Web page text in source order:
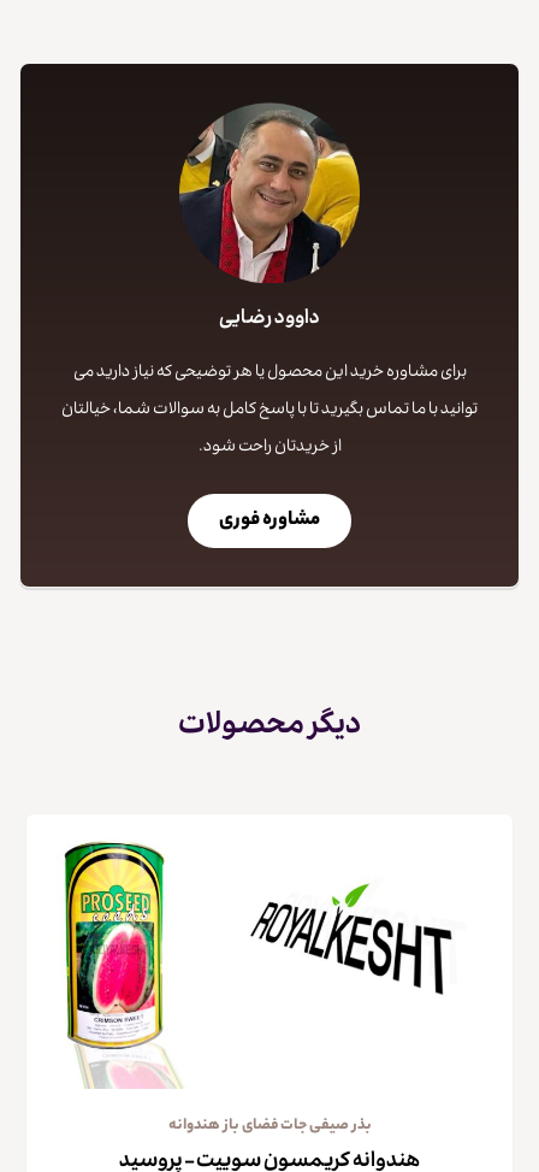
داوود رضایی
برای مشاوره خرید این محصول یا هر توضیحی که نیاز دارید می
توانید با ما تماس بگیرید تا با پاسخ کامل به سوالات شما، خیالتان
از خریدتان راحت شود.
مشاوره فوری
دیگر محصولات
بذر صیفی جات فضای باز هندوانه
هندوانه کریمسون سوییت – پروسید